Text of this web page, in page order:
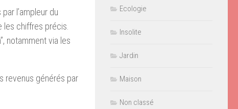
l’ampleur du
les chiffres précis.
notamment via les
revenus générés par
Ecologie
Insolite
Jardin
Maison
Non classé